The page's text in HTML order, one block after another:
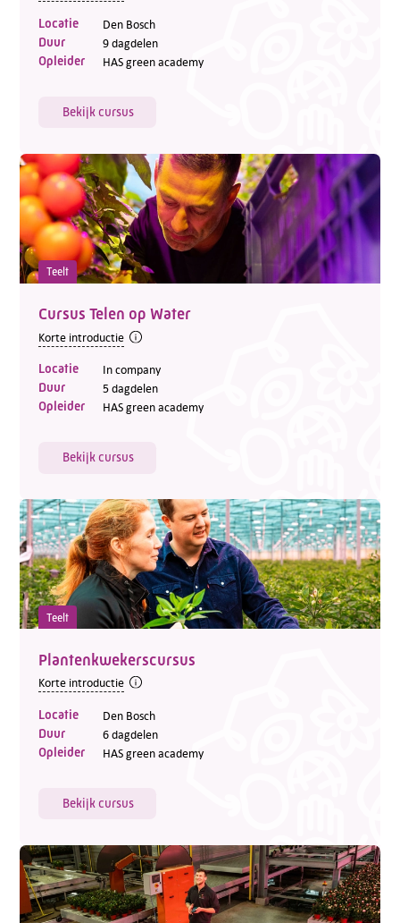
Locatie Den Bosch
Duur 9 dagdelen
Opleider HAS green academy
Bekijk cursus
Teelt
Cursus Telen op Water
Korte introductie
Locatie In company
Duur 5 dagdelen
Opleider HAS green academy
Bekijk cursus
Teelt
Plantenkwekerscursus
Korte introductie
Locatie Den Bosch
Duur 6 dagdelen
Opleider HAS green academy
Bekijk cursus